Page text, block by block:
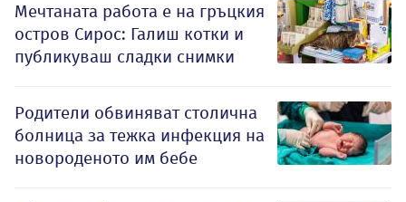
Мечтаната работа е на гръцкия
остров Сирос: Галиш котки и
публикуваш сладки снимки
Родители обвиняват столична
болница за тежка инфекция на
новороденото им бебе